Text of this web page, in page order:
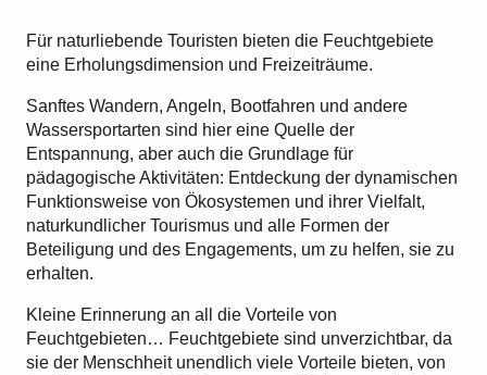
Für naturliebende Touristen bieten die Feuchtgebiete
eine Erholungsdimension und Freizeiträume.
Sanftes Wandern, Angeln, Bootfahren und andere
Wassersportarten sind hier eine Quelle der
Entspannung, aber auch die Grundlage für
pädagogische Aktivitäten: Entdeckung der dynamischen
Funktionsweise von Ökosystemen und ihrer Vielfalt,
naturkundlicher Tourismus und alle Formen der
Beteiligung und des Engagements, um zu helfen, sie zu
erhalten.
Kleine Erinnerung an all die Vorteile von
Feuchtgebieten… Feuchtgebiete sind unverzichtbar, da
sie der Menschheit unendlich viele Vorteile bieten, von